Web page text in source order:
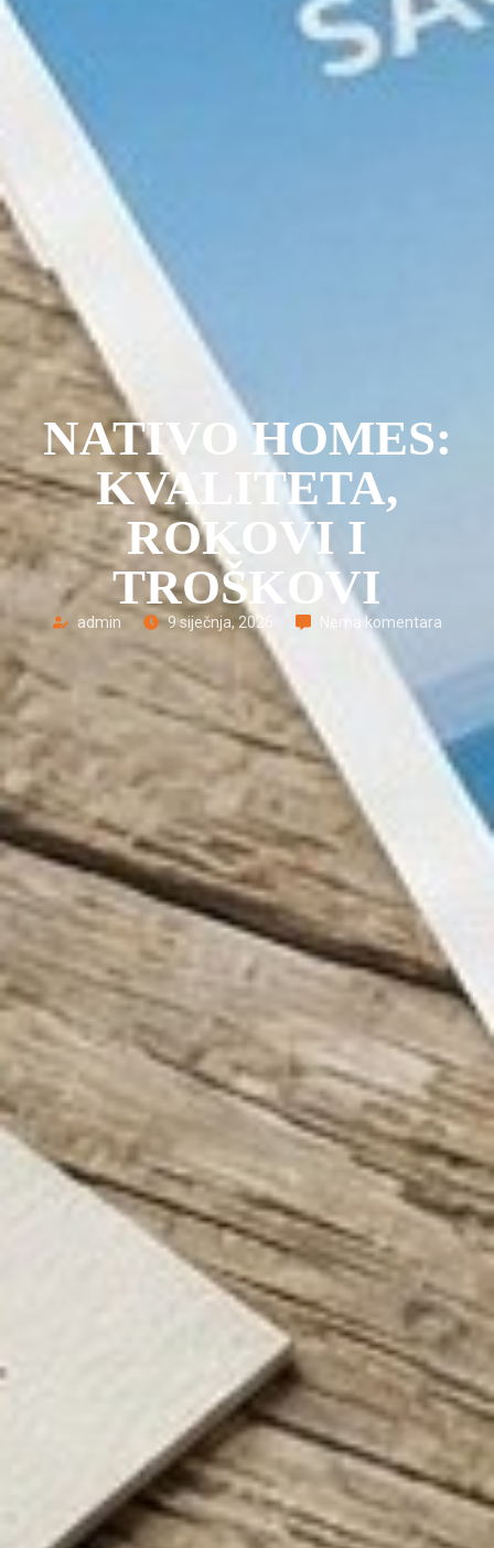
NATIVO HOMES:
KVALITETA,
ROKOVI I
TROŠKOVI
admin 9 siječnja, 2026 Nema komentara